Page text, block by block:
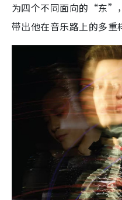
为四个不同面向的“东”
带出他在音乐路上的多重